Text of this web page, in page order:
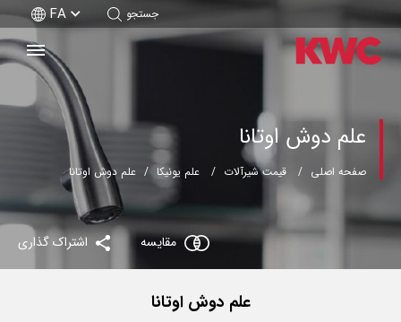
جستجو FA
علم دوش اوتانا
صفحه اصلی قیمت شیرآلات علم یونیکا علم دوش اوتانا
مقایسه اشتراک گذاری
علم دوش اوتانا